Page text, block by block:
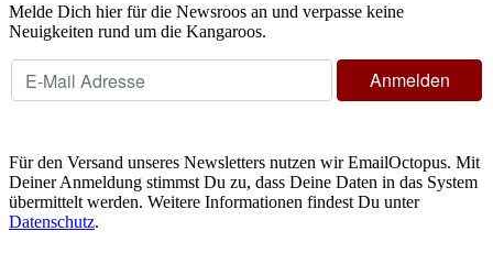
Melde Dich hier für die Newsroos an und verpasse keine
Neuigkeiten rund um die Kangaroos.
Für den Versand unseres Newsletters nutzen wir EmailOctopus. Mit
Deiner Anmeldung stimmst Du zu, dass Deine Daten in das System
übermittelt werden. Weitere Informationen findest Du unter
Datenschutz.